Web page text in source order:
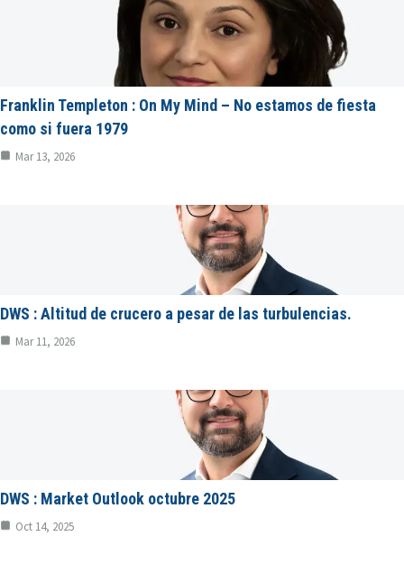
Franklin Templeton : On My Mind – No estamos de fiesta
como si fuera 1979
Mar 13, 2026
DWS : Altitud de crucero a pesar de las turbulencias.
Mar 11, 2026
DWS : Market Outlook octubre 2025
Oct 14, 2025